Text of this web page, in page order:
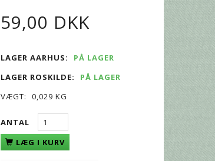
59,00 DKK
LAGER AARHUS:
PÅ LAGER
LAGER ROSKILDE:
PÅ LAGER
VÆGT:
0,029 KG
ANTAL
LÆG I KURV